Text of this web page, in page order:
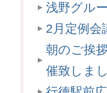
浅野グル
2月定例会
朝のご挨
催致しま